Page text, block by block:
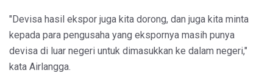
"Devisa hasil ekspor juga kita dorong, dan juga kita minta
kepada para pengusaha yang ekspornya masih punya
devisa di luar negeri untuk dimasukkan ke dalam negeri,"
kata Airlangga.